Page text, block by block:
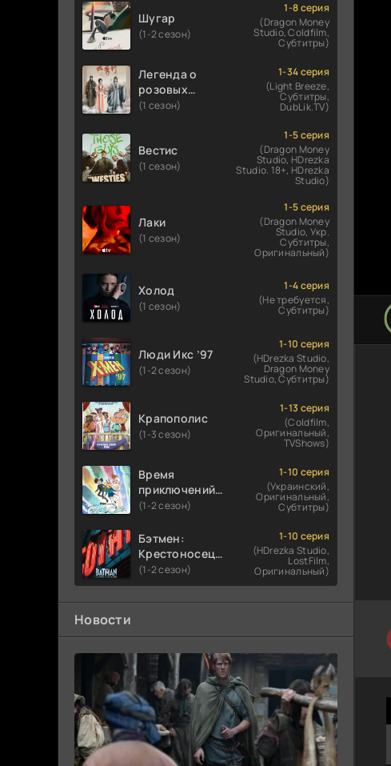
Шугар
(1-2 сезон)
1-8 серия
(Dragon Money
Studio, Coldfilm,
Субтитры)
Легенда о
розовых
облаках
(1 сезон)
1-34 серия
(Light Breeze,
Субтитры,
DubLik.TV)
Вестис
(1 сезон)
1-5 серия
(Dragon Money
Studio, HDrezka
Studio. 18+, HDrezka
Studio)
Лаки
(1 сезон)
1-5 серия
(Dragon Money
Studio, Укр.
Субтитры,
Оригинальный)
Холод
(1 сезон)
1-4 серия
(Не требуется,
Субтитры)
Люди Икс ’97
(1-2 сезон)
1-10 серия
(HDrezka Studio,
Dragon Money
Studio, Субтитры)
Крапополис
(1-3 сезон)
1-13 серия
(Coldfilm,
Оригинальный,
TVShows)
Время
приключений:
Фионна и Кейк
(1-2 сезон)
1-10 серия
(Украинский,
Оригинальный,
Субтитры)
Бэтмен:
Крестоносец в
плаще
(1-2 сезон)
1-10 серия
(HDrezka Studio,
LostFilm,
Оригинальный)
Новости